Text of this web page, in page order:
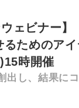
ウェビナー】
ためのア
時開催
出し、結果に